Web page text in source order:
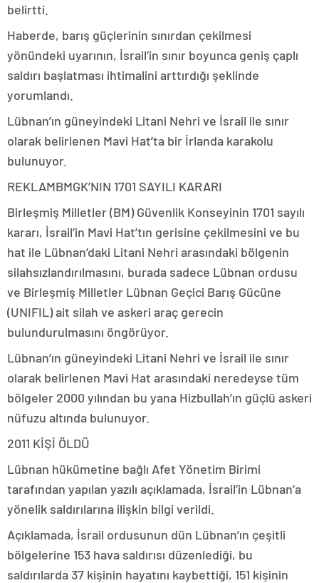
belirtti.
Haberde, barış güçlerinin sınırdan çekilmesi
yönündeki uyarının, İsrail’in sınır boyunca geniş çaplı
saldırı başlatması ihtimalini arttırdığı şeklinde
yorumlandı.
Lübnan’ın güneyindeki Litani Nehri ve İsrail ile sınır
olarak belirlenen Mavi Hat’ta bir İrlanda karakolu
bulunuyor.
REKLAMBMGK’NIN 1701 SAYILI KARARI
Birleşmiş Milletler (BM) Güvenlik Konseyinin 1701 sayılı
kararı, İsrail’in Mavi Hat’tın gerisine çekilmesini ve bu
hat ile Lübnan’daki Litani Nehri arasındaki bölgenin
silahsızlandırılmasını, burada sadece Lübnan ordusu
ve Birleşmiş Milletler Lübnan Geçici Barış Gücüne
(UNIFIL) ait silah ve askeri araç gerecin
bulundurulmasını öngörüyor.
Lübnan’ın güneyindeki Litani Nehri ve İsrail ile sınır
olarak belirlenen Mavi Hat arasındaki neredeyse tüm
bölgeler 2000 yılından bu yana Hizbullah’ın güçlü askeri
nüfuzu altında bulunuyor.
2011 KİŞİ ÖLDÜ
Lübnan hükümetine bağlı Afet Yönetim Birimi
tarafından yapılan yazılı açıklamada, İsrail’in Lübnan’a
yönelik saldırılarına ilişkin bilgi verildi.
Açıklamada, İsrail ordusunun dün Lübnan’ın çeşitli
bölgelerine 153 hava saldırısı düzenlediği, bu
saldırılarda 37 kişinin hayatını kaybettiği, 151 kişinin